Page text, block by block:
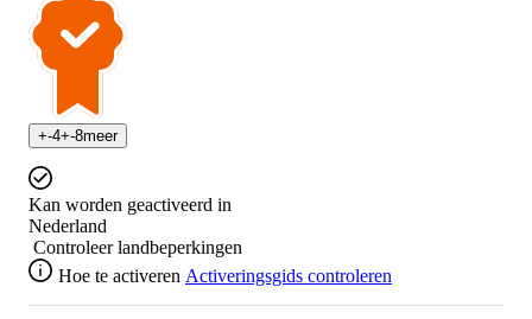
+-4+-8meer
Kan worden geactiveerd in
Nederland
Controleer landbeperkingen
Hoe te activeren Activeringsgids controleren